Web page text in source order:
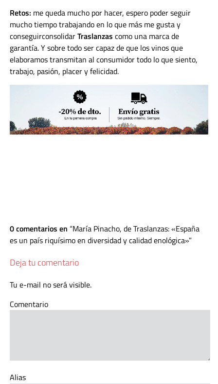
Retos: me queda mucho por hacer, espero poder seguir
mucho tiempo trabajando en lo que más me gusta y
conseguirconsolidarTraslanzas como una marca de
garantía. Y sobre todo ser capaz de que los vinos que
elaboramos transmitan al consumidor todo lo que siento,
trabajo, pasión, placer y felicidad.
0 comentarios en María Pinacho, de Traslanzas: «España
es un país riquísimo en diversidad y calidad enológica»
Deja tu comentario
Tu e-mail no será visible.
Comentario
Alias